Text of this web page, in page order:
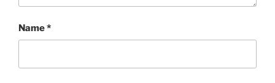
Name*